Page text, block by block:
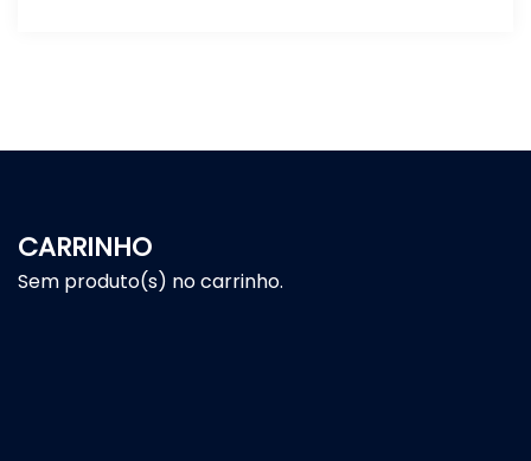
CARRINHO
Sem produto(s) no carrinho.